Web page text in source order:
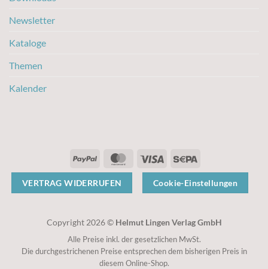
Newsletter
Kataloge
Themen
Kalender
PayPal MasterCard
Visa Sepa
VERTRAG WIDERRUFEN Cookie-Einstellungen
Copyright 2026 © Helmut Lingen Verlag GmbH
Alle Preise inkl. der gesetzlichen MwSt.
Die durchgestrichenen Preise entsprechen dem bisherigen Preis in
diesem Online-Shop.